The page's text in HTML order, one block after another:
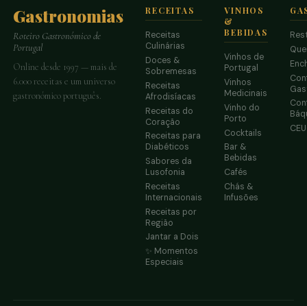
Gastronomias
Roteiro Gastronómico de
Portugal
Online desde 1997 — mais de
6.000 receitas e um universo
gastronómico português.
RECEITAS
Receitas
Culinárias
Doces &
Sobremesas
Receitas
Afrodisíacas
Receitas do
Coração
Receitas para
Diabéticos
Sabores da
Lusofonia
Receitas
Internacionais
Receitas por
Região
Jantar a Dois
✨ Momentos
Especiais
VINHOS
&
BEBIDAS
Vinhos de
Portugal
Vinhos
Medicinais
Vinho do
Porto
Cocktails
Bar &
Bebidas
Cafés
Chás &
Infusões